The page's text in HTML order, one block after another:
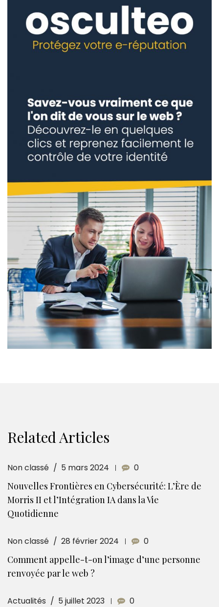
Related Articles
Non classé 5 mars 2024 0
Nouvelles Frontières en Cybersécurité: L’Ère de
Morris II et l’Intégration IA dans la Vie
Quotidienne
Non classé 28 février 2024 0
Comment appelle-t-on l’image d’une personne
renvoyée par le web ?
Actualités 5 juillet 2023 0